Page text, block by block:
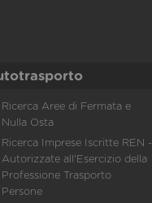
Ricerca Aree di Fermata e
Nulla Osta
Ricerca Imprese Iscritte REN -
Autorizzate all'Esercizio della
Professione Trasporto
Persone